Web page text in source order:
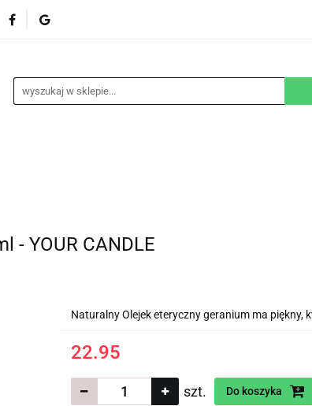
BLOG
- YOUR CANDLE
Naturalny Olejek eteryczny geranium ma piękny,
22.95
szt. Do koszyka